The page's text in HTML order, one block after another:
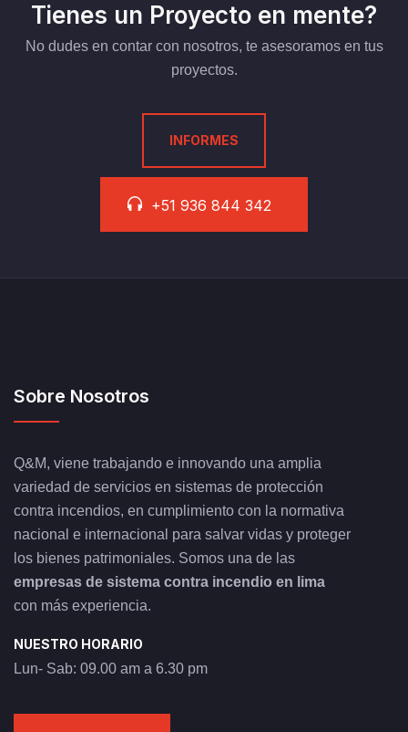
Tienes un Proyecto en mente?
No dudes en contar con nosotros, te asesoramos en tus
proyectos.
INFORMES
+51 936 844 342
Sobre Nosotros
Q&M, viene trabajando e innovando una amplia
variedad de servicios en sistemas de protección
contra incendios, en cumplimiento con la normativa
nacional e internacional para salvar vidas y proteger
los bienes patrimoniales. Somos una de las
empresas de sistema contra incendio en lima
con más experiencia.
NUESTRO HORARIO
Lun- Sab: 09.00 am a 6.30 pm